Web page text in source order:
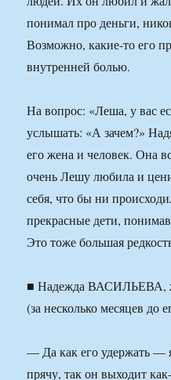
понимал про деньги,
Возможно, какие-то его
внутренней болью.
На вопрос: «Леша, у вас
услышать: «А зачем?»
его жена и человек. Она
очень Лешу любила и
себя, что бы ни
прекрасные дети,
Это тоже большая
■ Надежда ВАСИЛЬЕВА,
(за несколько месяцев до
— Да как его удержать —
прячу, так он выходит